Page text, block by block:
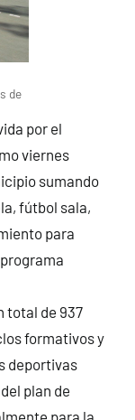
de
por el
viernes
sumando
fútbol sala,
para
total de 937
formativos y
deportivas
plan de
para la